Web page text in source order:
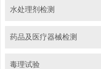
水处理剂检测
药品及医疗器械检测
毒理试验